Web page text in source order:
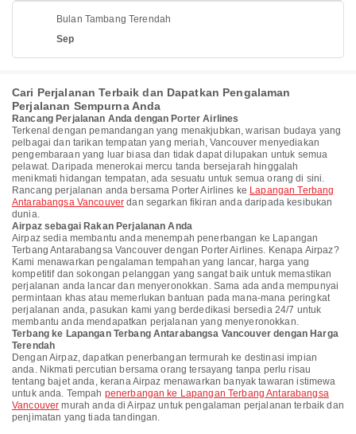
Bulan Tambang Terendah
Sep
Cari Perjalanan Terbaik dan Dapatkan Pengalaman
Perjalanan Sempurna Anda
Rancang Perjalanan Anda dengan Porter Airlines
Terkenal dengan pemandangan yang menakjubkan, warisan budaya yang
pelbagai dan tarikan tempatan yang meriah, Vancouver menyediakan
pengembaraan yang luar biasa dan tidak dapat dilupakan untuk semua
pelawat. Daripada menerokai mercu tanda bersejarah hinggalah
menikmati hidangan tempatan, ada sesuatu untuk semua orang di sini.
Rancang perjalanan anda bersama Porter Airlines ke Lapangan Terbang
Antarabangsa Vancouver dan segarkan fikiran anda daripada kesibukan
dunia.
Airpaz sebagai Rakan Perjalanan Anda
Airpaz sedia membantu anda menempah penerbangan ke Lapangan
Terbang Antarabangsa Vancouver dengan Porter Airlines. Kenapa Airpaz?
Kami menawarkan pengalaman tempahan yang lancar, harga yang
kompetitif dan sokongan pelanggan yang sangat baik untuk memastikan
perjalanan anda lancar dan menyeronokkan. Sama ada anda mempunyai
permintaan khas atau memerlukan bantuan pada mana-mana peringkat
perjalanan anda, pasukan kami yang berdedikasi bersedia 24/7 untuk
membantu anda mendapatkan perjalanan yang menyeronokkan.
Terbang ke Lapangan Terbang Antarabangsa Vancouver dengan Harga
Terendah
Dengan Airpaz, dapatkan penerbangan termurah ke destinasi impian
anda. Nikmati percutian bersama orang tersayang tanpa perlu risau
tentang bajet anda, kerana Airpaz menawarkan banyak tawaran istimewa
untuk anda. Tempah penerbangan ke Lapangan Terbang Antarabangsa
Vancouver murah anda di Airpaz untuk pengalaman perjalanan terbaik dan
penjimatan yang tiada tandingan.